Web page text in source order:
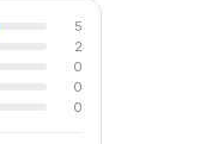
5
2
0
0
0